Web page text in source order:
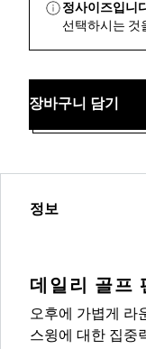
정사이즈입니
선택하시는 것
장바구니 담기
정보
데일리 골프
오후에 가볍게 라
스윙에 대한 집중